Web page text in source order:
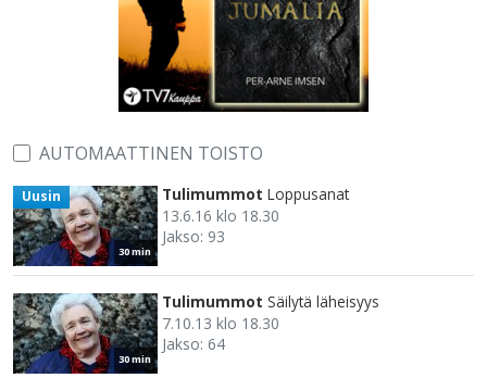
AUTOMAATTINEN TOISTO
30 min
Uusin Tulimummot Loppusanat
13.6.16 klo 18.30
Jakso: 93
30 min
Tulimummot Säilytä läheisyys
7.10.13 klo 18.30
Jakso: 64